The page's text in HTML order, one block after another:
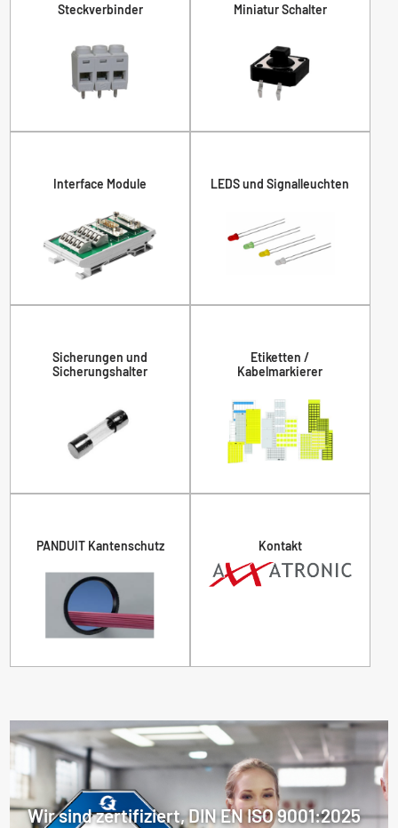
Steckverbinder Miniatur Schalter
Interface Module LEDS und Signalleuchten
Sicherungen und
Sicherungshalter
Etiketten /
Kabelmarkierer
PANDUIT Kantenschutz Kontakt
Wir sind zertifiziert, DIN EN ISO 9001:2025